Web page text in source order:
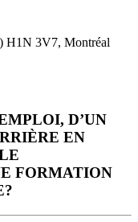
H1N 3V7, Montréal
D’UN
EN
FORMATION